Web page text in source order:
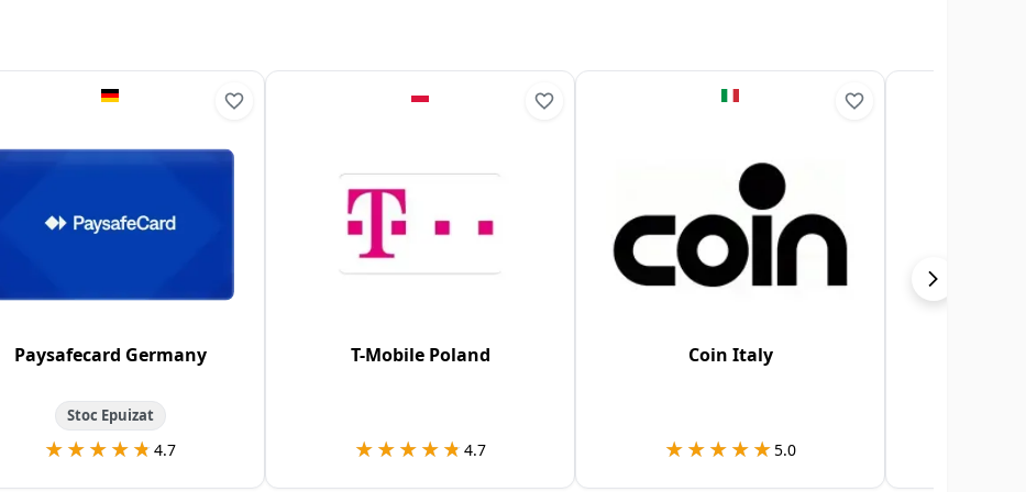
Paysafecard Germany
Stoc Epuizat
★★★★★
★★★★★ 4.7
T-Mobile Poland
★★★★★
★★★★★ 4.7
Coin Italy
★★★★★
★★★★★5.0